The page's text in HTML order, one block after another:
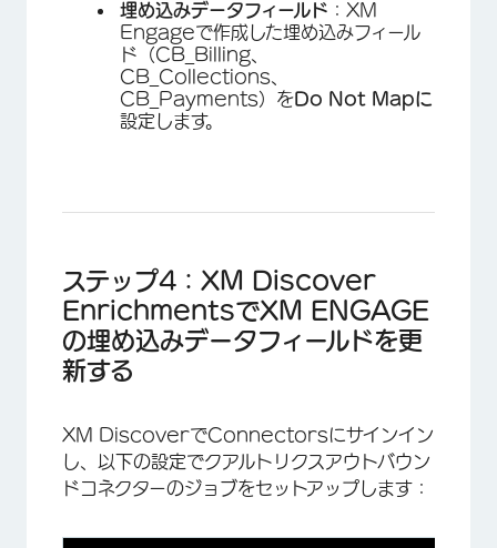
埋め込みデータフィールド ：XM
Engageで作成した埋め込みフィール
ド（CB_Billing、
CB_Collections、
CB_Payments）をDo Not Mapに
設定します。
ステップ4：XM Discover
EnrichmentsでXM ENGAGE
の埋め込みデータフィールドを更
新する
XM DiscoverでConnectorsにサインイン
し、以下の設定でクアルトリクスアウトバウン
ドコネクターのジョブをセットアップします：